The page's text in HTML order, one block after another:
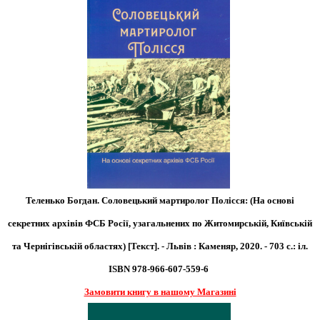
Теленько Богдан. Соловецький мартиролог Полісся: (На основі
секретних архівів ФСБ Росії, узагальнених по Житомирській, Київській
та Чернігівській областях) [Текст]. - Львів : Каменяр, 2020. - 703 с.: іл.
ISBN 978-966-607-559-6
Замовити книгу в нашому Магазині